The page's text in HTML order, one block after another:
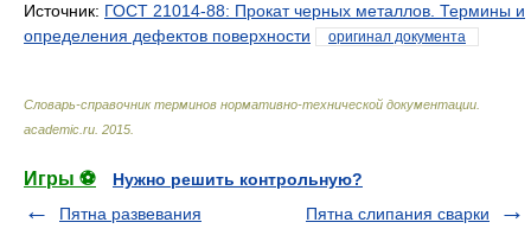
Источник: ГОСТ 21014-88: Прокат черных металлов. Термины и
определения дефектов поверхности
оригинал документа
Словарь-справочник терминов нормативно-технической документации
academic.ru 2015
Игры ⚽
Нужно решить контрольную?
Пятна развевания
Пятна слипания сварки